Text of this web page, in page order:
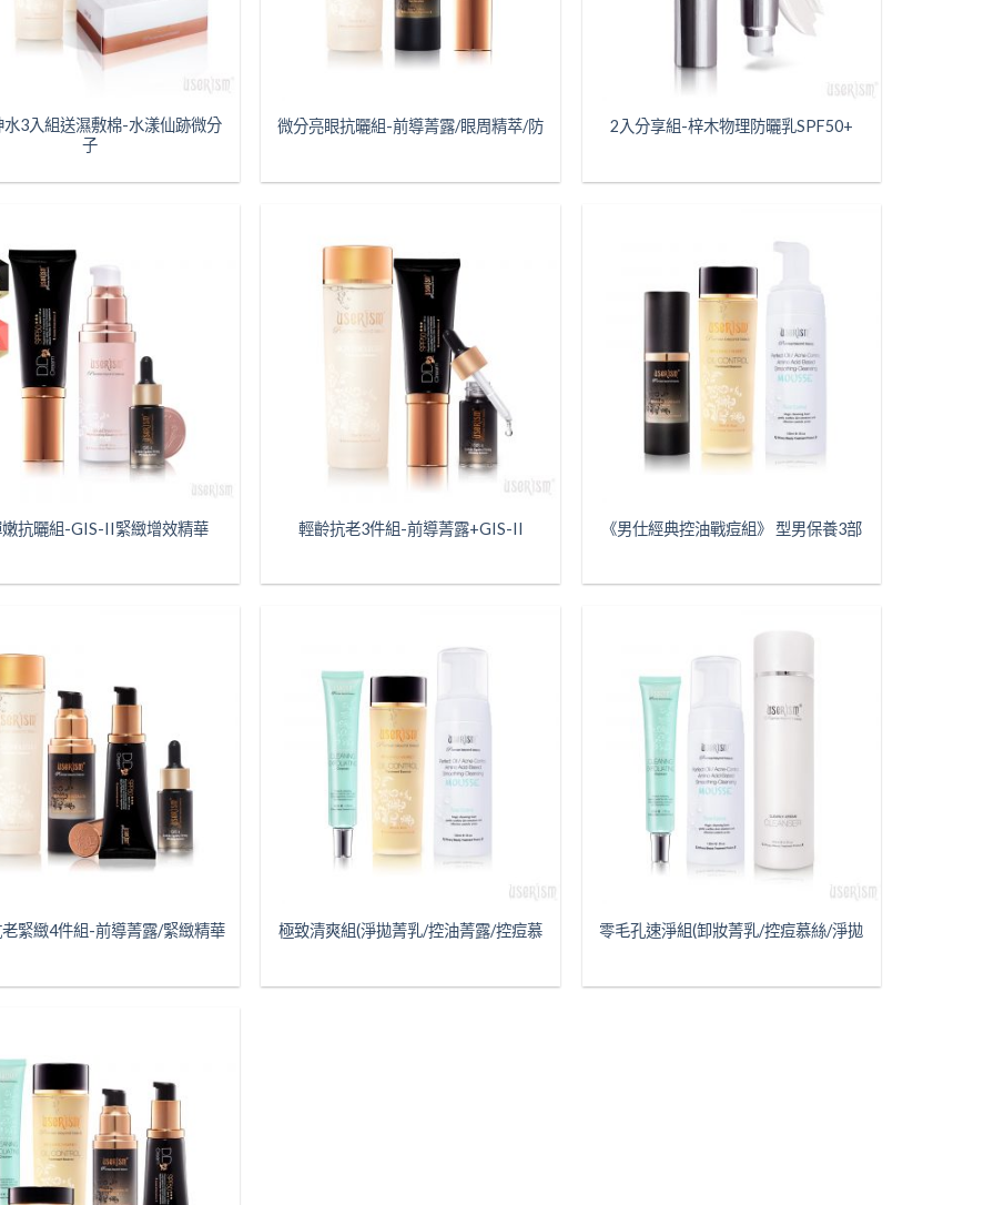
水3入組送濕敷棉-水漾仙跡微分
子
微分亮眼抗曬組-前導菁露/眼周精萃/防 2入分享組-梓木物理防曬乳SPF50+
抗曬組-GIS-II緊緻增效精華 輕齡抗老3件組-前導菁露+GIS-II 《男仕經典控油戰痘組》 型男保養3部
緊緻4件組-前導菁露/緊緻精華 極致清爽組(淨拋菁乳/控油菁露/控痘慕 零毛孔速淨組(卸妝菁乳/控痘慕絲/淨拋